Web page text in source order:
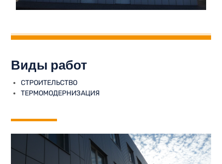
Виды работ
СТРОИТЕЛЬСТВО
ТЕРМОМОДЕРНИЗАЦИЯ